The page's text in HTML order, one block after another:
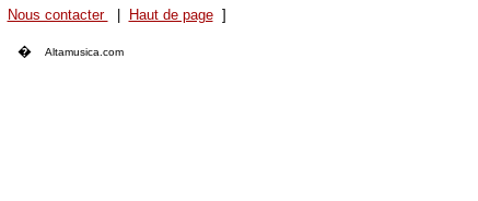
Nous contacter Haut de page]
� Altamusica.com